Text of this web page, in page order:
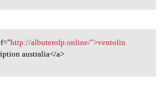
albuterolp
http://albuterolp.online/">ventolin
australia</a>